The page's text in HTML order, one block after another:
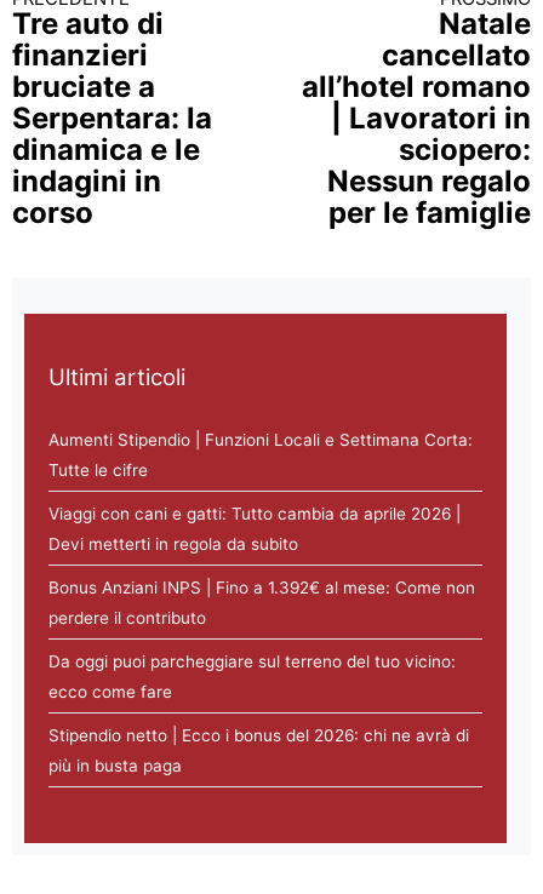
Continua a leggere
Tre auto di
finanzieri
bruciate a
Serpentara: la
dinamica e le
indagini in
corso
Natale
cancellato
all’hotel romano
| Lavoratori in
sciopero:
Nessun regalo
per le famiglie
Ultimi articoli
Aumenti Stipendio | Funzioni Locali e Settimana Corta:
Tutte le cifre
Viaggi con cani e gatti: Tutto cambia da aprile 2026 |
Devi metterti in regola da subito
Bonus Anziani INPS | Fino a 1.392€ al mese: Come non
perdere il contributo
Da oggi puoi parcheggiare sul terreno del tuo vicino:
ecco come fare
Stipendio netto | Ecco i bonus del 2026: chi ne avrà di
più in busta paga